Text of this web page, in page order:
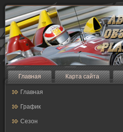
Главная Карта сайта
Главная
График
Сезон